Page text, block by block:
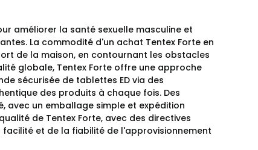
améliorer la santé sexuelle masculine et
La commodité d'un achat Tentex Forte en
de la maison, en contournant les obstacles
globale, Tentex Forte offre une approche
sécurisée de tablettes ED via des
des produits à chaque fois. Des
avec un emballage simple et expédition
de Tentex Forte, avec des directives
et de la fiabilité de l'approvisionnement